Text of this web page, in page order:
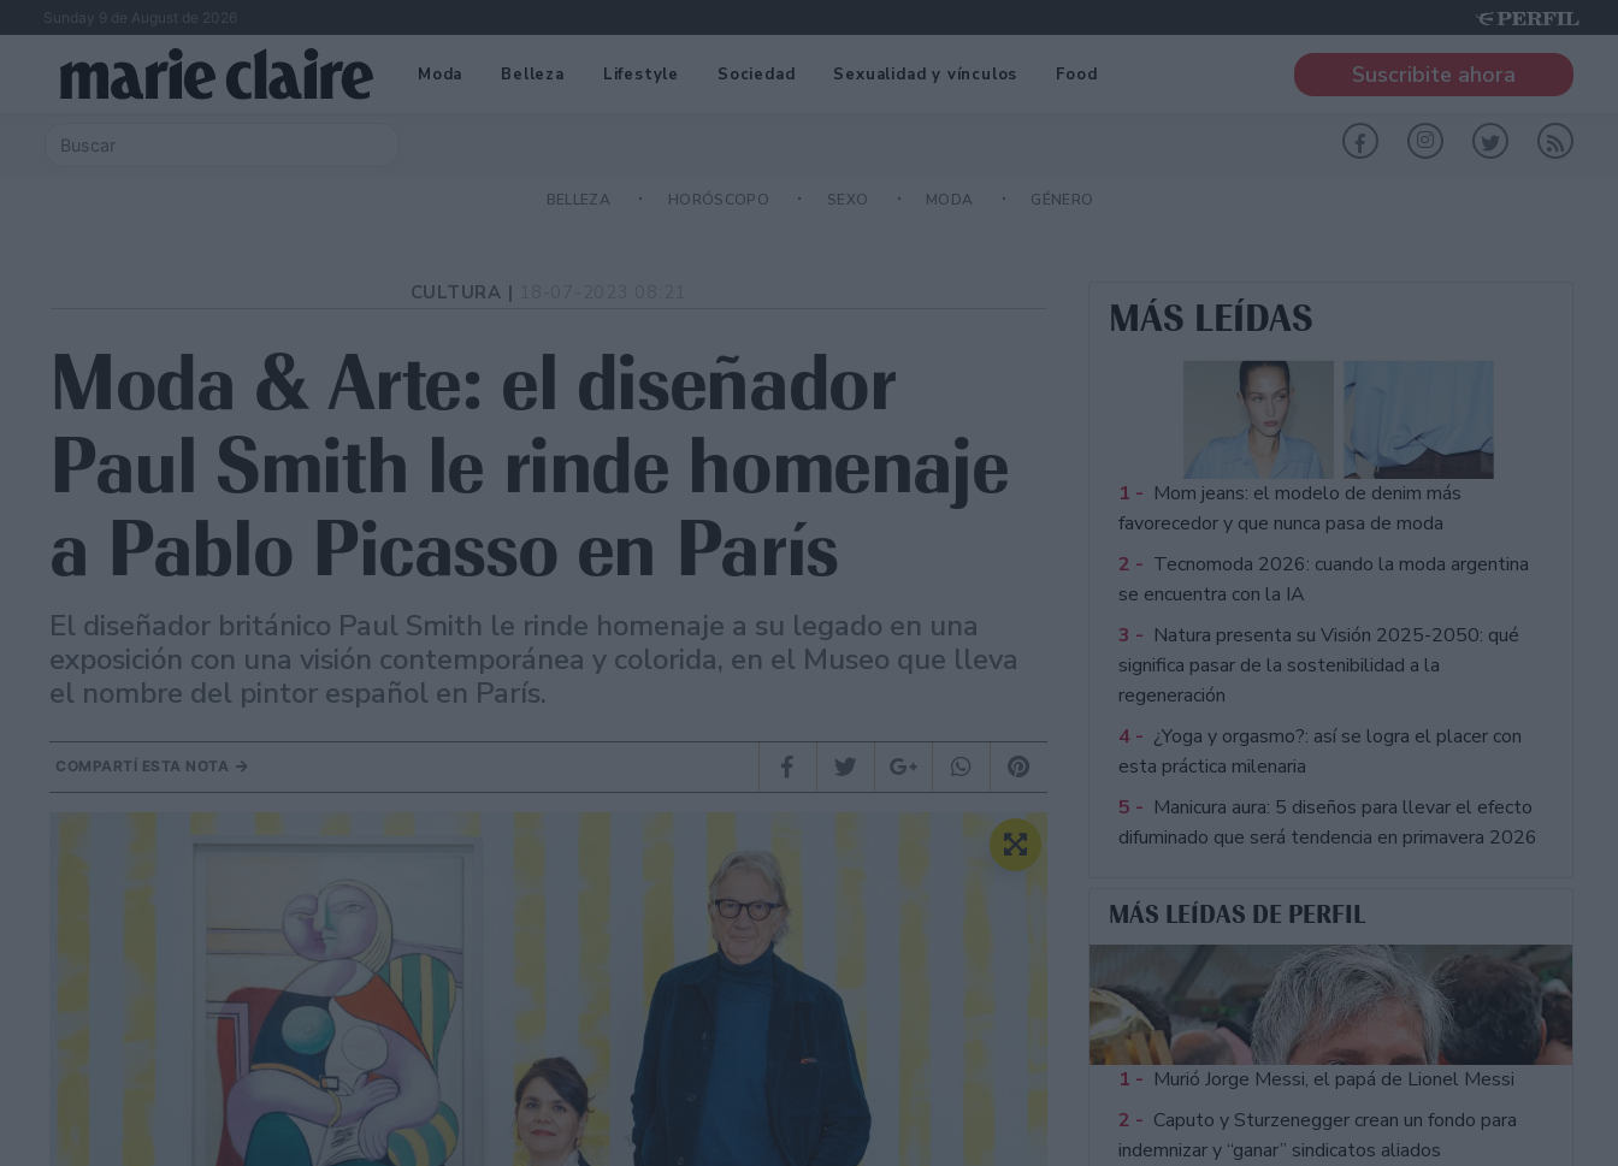
Sunday 9 de August de 2026
Moda Belleza Lifestyle Sociedad Sexualidad y vínculos Food Suscribite ahora
BELLEZA HORÓSCOPO SEXO MODA GÉNERO
CULTURA |
Moda & Arte: el diseñador
Paul Smith le rinde homenaje
a Pablo Picasso en París
El diseñador británico Paul Smith le rinde homenaje a su legado en una
exposición con una visión contemporánea y colorida, en el Museo que lleva
el nombre del pintor español en París.
COMPARTÍ ESTA NOTA
MÁS LEÍDAS
1 - Mom jeans: el modelo de denim más
favorecedor y que nunca pasa de moda
2 - Tecnomoda 2026: cuando la moda argentina
se encuentra con la IA
3 - Natura presenta su Visión 2025-2050: qué
significa pasar de la sostenibilidad a la
regeneración
4 - ¿Yoga y orgasmo?: así se logra el placer con
esta práctica milenaria
5 - Manicura aura: 5 diseños para llevar el efecto
difuminado que será tendencia en primavera 2026
MÁS LEÍDAS DE PERFIL
1 - Murió Jorge Messi, el papá de Lionel Messi
2 - Caputo y Sturzenegger crean un fondo para
indemnizar y “ganar” sindicatos aliados